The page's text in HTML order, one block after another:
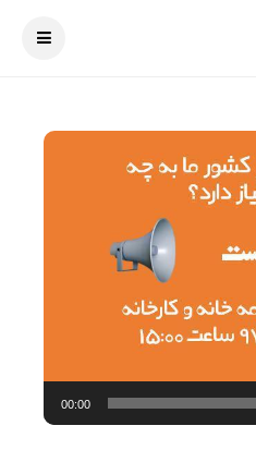
00:00